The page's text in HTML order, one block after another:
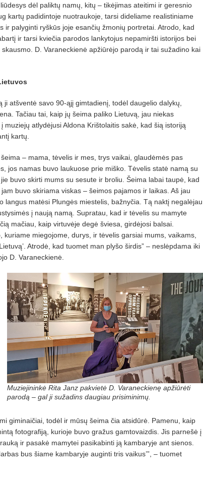
dėl paliktų namų, kitų – tikėjimas ateitimi ir geresnio
kartų padidintoje nuotraukoje, tarsi dideliame realistiniame
ir palyginti ryškūs joje esančių žmonių portretai. Atrodo, kad
ir tarsi kviečia parodos lankytojus nepamiršti istorijos bei
D. Varaneckienė apžiūrėjo parodą ir tai sužadino kai
atšventė savo 90-ąjį gimtadienį, todėl daugelio dalykų,
Tačiau tai, kaip jų šeima paliko Lietuvą, jau niekas
muziejų atlydėjusi Aldona Krištolaitis sakė, kad šią istoriją
kartų.
– mama, tėvelis ir mes, trys vaikai, glaudėmės pas
jos namas buvo laukuose prie miško. Tėvelis statė namą su
buvo skirti mums su sesute ir broliu. Šeima labai taupė, kad
buvo skiriama viskas – šeimos pajamos ir laikas. Aš jau
langus matėsi Plungės miestelis, bažnyčia. Tą naktį negalėjau
į naują namą. Supratau, kad ir tėvelis su mamyte
mačiau, kaip virtuvėje degė šviesa, girdėjosi balsai.
kuriame miegojome, durys, ir tėvelis garsiai mums, vaikams,
Atrodė, kad tuomet man plyšo širdis” – neslėpdama iki
D. Varaneckienė.
Muziejininkė Rita Janz pakvietė D. Varaneckienę apžiūrėti
parodą – gal ji sužadins daugiau prisiminimų.
giminaičiai, todėl ir mūsų šeima čia atsidūrė. Pamenu, kaip
fotografiją, kurioje buvo gražus gamtovaizdis. Jis parnešė į
ir pasakė mamytei pasikabinti ją kambaryje ant sienos.
bus šiame kambaryje auginti tris vaikus’”, – tuomet